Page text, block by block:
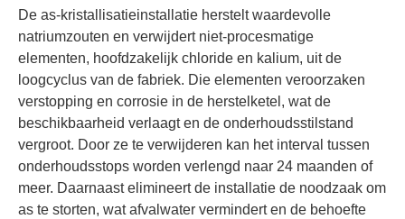
De as-kristallisatieinstallatie herstelt waardevolle
natriumzouten en verwijdert niet-procesmatige
elementen, hoofdzakelijk chloride en kalium, uit de
loogcyclus van de fabriek. Die elementen veroorzaken
verstopping en corrosie in de herstelketel, wat de
beschikbaarheid verlaagt en de onderhoudsstilstand
vergroot. Door ze te verwijderen kan het interval tussen
onderhoudsstops worden verlengd naar 24 maanden of
meer. Daarnaast elimineert de installatie de noodzaak om
as te storten, wat afvalwater vermindert en de behoefte